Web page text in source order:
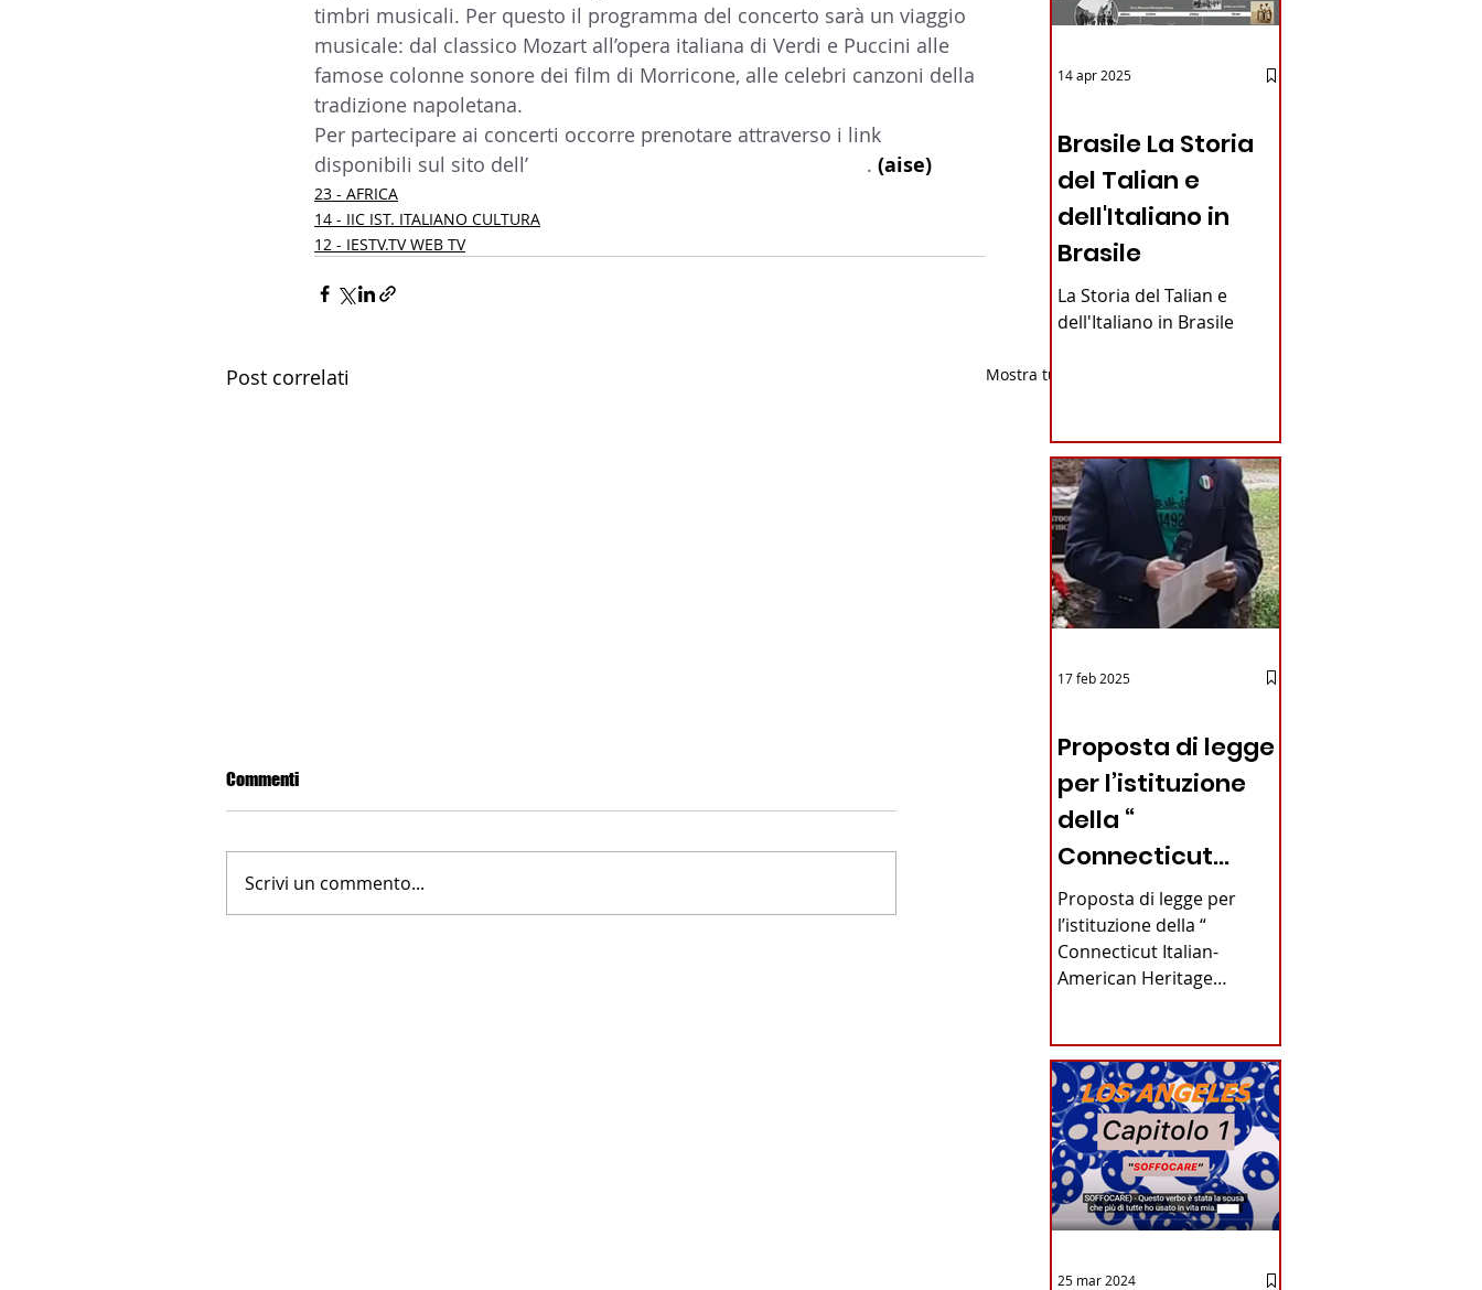
30 - LAVORO 31 - ICE ISTITUTO COMMERCIO ESTERO 32 - MADE IN ITALY
timbri musicali. Per questo il programma del concerto sarà un viaggio
musicale: dal classico Mozart all’opera italiana di Verdi e Puccini alle
famose colonne sonore dei film di Morricone, alle celebri canzoni della
tradizione napoletana.
Per partecipare ai concerti occorre prenotare attraverso i link
disponibili sul sito dell’
. (aise)
23 - AFRICA
14 - IIC IST. ITALIANO CULTURA
12 - IESTV.TV WEB TV
Post correlati Mostra tutti
LA NUOVA FARNESINA
Commenti
Scrivi un commento...
Brasile La Storia
del Talian e
dell'Italiano in
Brasile
La Storia del Talian e
dell'Italiano in Brasile
14 apr 2025
Proposta di legge
per l’istituzione
della “
Connecticut
Italian-American
Heritage
Commission”
Connecticut
Proposta di legge per
l’istituzione della “
Connecticut Italian-
American Heritage
Alfonso...
17 feb 2025
25 mar 2024